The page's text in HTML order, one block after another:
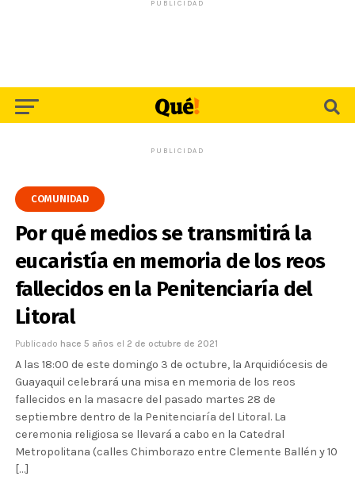
PUBLICIDAD
PUBLICIDAD
COMUNIDAD
Por qué medios se transmitirá la
eucaristía en memoria de los reos
fallecidos en la Penitenciaría del
Litoral
Publicado hace 5 años el 2 de octubre de 2021
A las 18:00 de este domingo 3 de octubre, la Arquidiócesis de
Guayaquil celebrará una misa en memoria de los reos
fallecidos en la masacre del pasado martes 28 de
septiembre dentro de la Penitenciaría del Litoral. La
ceremonia religiosa se llevará a cabo en la Catedral
Metropolitana (calles Chimborazo entre Clemente Ballén y 10
[…]